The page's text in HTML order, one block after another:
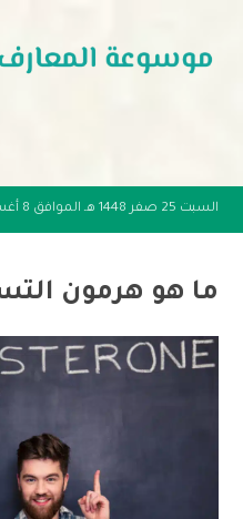
السبت 25 صفر 1448 هـ الموافق 8 أغسطس 2026 مـ
ما هو هرمون